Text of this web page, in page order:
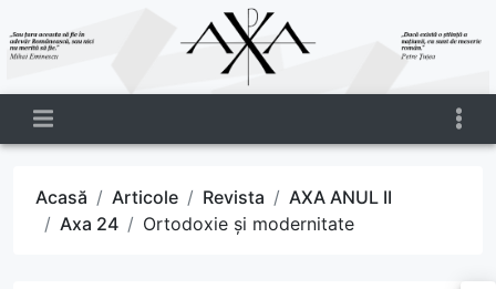
Acasă Articole Revista
AXA ANUL II
Axa 24
Ortodoxie și modernitate